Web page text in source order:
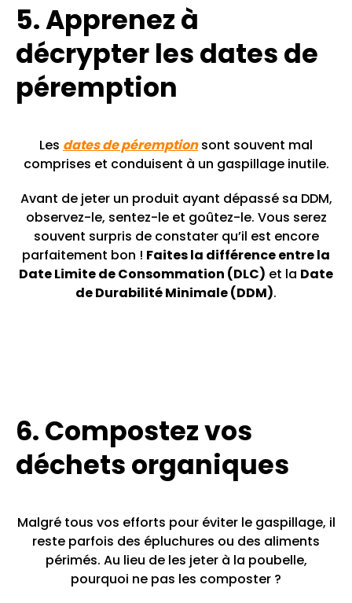
5. Apprenez à
décrypter les dates de
péremption
Les dates de péremptionsont souvent mal
comprises et conduisent à un gaspillage inutile.
Avant de jeter un produit ayant dépassé sa DDM,
observez-le, sentez-le et goûtez-le. Vous serez
souvent surpris de constater qu’il est encore
parfaitement bon ! Faites la différence entre la
Date Limite de Consommation (DLC) et la Date
de Durabilité Minimale (DDM).
6. Compostez vos
déchets organiques
Malgré tous vos efforts pour éviter le gaspillage, il
reste parfois des épluchures ou des aliments
périmés. Au lieu de les jeter à la poubelle,
pourquoi ne pas les composter ?